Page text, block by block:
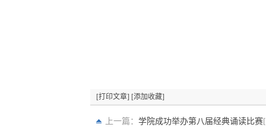
[打印文章] [添加收藏]
上一篇： 学院成功举办第八届经典诵读比赛